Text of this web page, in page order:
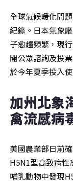
全球氣候暖化問
紀錄。日本氣象
子愈趨頻繁，現
開公眾諮詢及投
於今年夏季投入
加州北象
禽流感病
美國農業部日前
H5N1型高致病性
哺乳動物中發現